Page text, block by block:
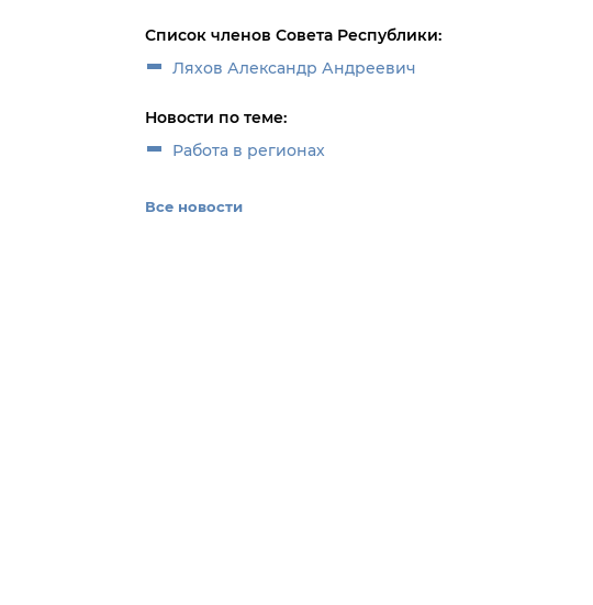
Список членов Совета Республики:
Ляхов Александр Андреевич
Новости по теме:
Работа в регионах
Все новости